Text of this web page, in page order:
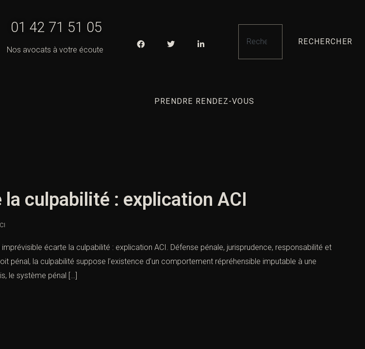
01 42 71 51 05
Nos avocats à votre écoute
RECHERCHER
PRENDRE RENDEZ-VOUS
la culpabilité : explication ACI
écarte la culpabilité : explication ACI. Défense pénale, jurisprudence, responsabilité et
la culpabilité suppose l’existence d’un comportement répréhensible imputable à une
le système pénal […]